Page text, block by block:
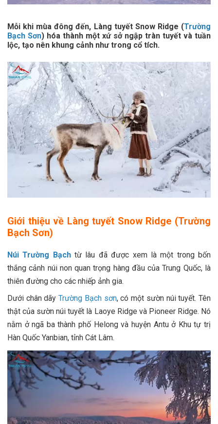
Mỗi khi mùa đông đến, Làng tuyết Snow Ridge (Trường
Bạch Sơn) hóa thành một xứ sở ngập tràn tuyết và tuần
lộc, tạo nên khung cảnh như trong cổ tích.
Giới thiệu về Làng tuyết Snow Ridge (Trường
Bạch Sơn)
Núi Trường Bạchtừ lâu đã được xem là một trong bốn
thắng cảnh núi non quan trọng hàng đầu của Trung Quốc, là
thiên đường cho các nhiếp ảnh gia.
Dưới chân dãyTrường Bạch sơn, có một sườn núi tuyết. Tên
thật của sườn núi tuyết là Laoye Ridge và Pioneer Ridge. Nó
nằm ở ngã ba thành phố Helong và huyện Antu ở Khu tự trị
Hàn Quốc Yanbian, tỉnh Cát Lâm.